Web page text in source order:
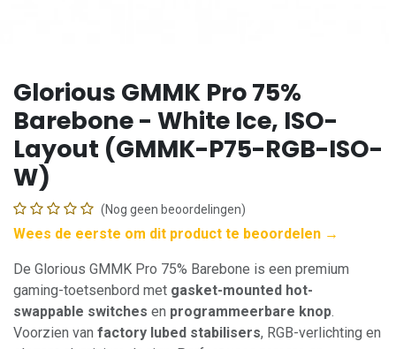
Glorious GMMK Pro 75%
Barebone - White Ice, ISO-
Layout (GMMK-P75-RGB-ISO-
W)
(Nog geen beoordelingen)
Wees de eerste om dit product te beoordelen →
De Glorious GMMK Pro 75% Barebone is een premium
gaming-toetsenbord met gasket-mounted hot-
swappable switches en programmeerbare knop.
Voorzien van factory lubed stabilisers, RGB-verlichting en